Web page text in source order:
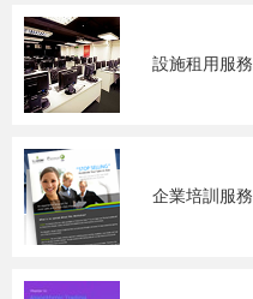
設施租用服務
企業培訓服務